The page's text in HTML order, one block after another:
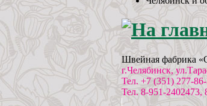
Швейная фабрика
г.Челябинск,
Тел. +7 (351) 277-
Тел. 8-951-2402473,